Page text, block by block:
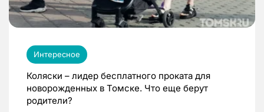
Интересное
Коляски – лидер бесплатного проката для
новорожденных в Томске. Что еще берут
родители?